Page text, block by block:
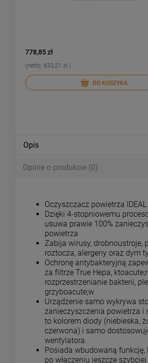
778,85 zł
(netto: 633,21 zł )
DO KOSZYKA
Opis
Opinie o produkcie (0)
Oczyszczacz powietrza IDEAL
Dzięki 4-stopniowemu
usuwa prawie 100%
powietrza
Zabija wirusy, drobnoustroje,
roztocza, alergeny oraz dym
Ochronę antybakteryjną
za filtrze True Hepa,
rozprzestrzenianie bakterii,
grzyboacute;w
Urządzenie samo wykrywa
zanieczyszczenia powietrza i
to kolorem diody (niebieska,
czerwona) i samo
wentylatora.
Posiada wbudowaną funkcję,
po włączeniu jeszcze